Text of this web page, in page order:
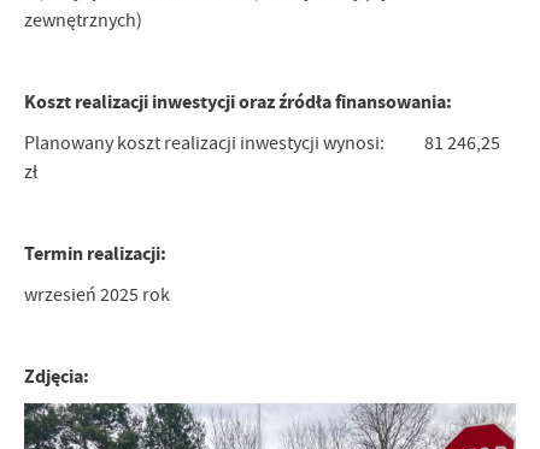
zewnętrznych)
Koszt realizacji inwestycji oraz źródła finansowania:
Planowany koszt realizacji inwestycji wynosi: 81 246,25
zł
Termin realizacji:
wrzesień 2025 rok
Zdjęcia:
treści w postaci wiadomości, ofert, komunikatów mediów